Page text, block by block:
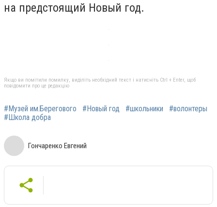
на предстоящий Новый год.
Якщо ви помітили помилку, виділіть необхідний текст і натисніть Ctrl + Enter, щоб
повідомити про це редакцію
#Музей им.Берегового #Новый год #школьники
#волонтеры
#Школа добра
Гончаренко Евгений